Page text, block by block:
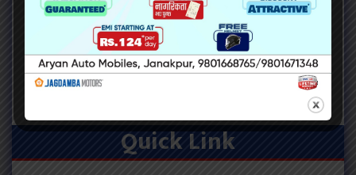
संवाददाताहरु:
मोकिम मंसुरी (धनुषा )
मुरली प्रसाद यादव ( सिरहा )
Quick Link